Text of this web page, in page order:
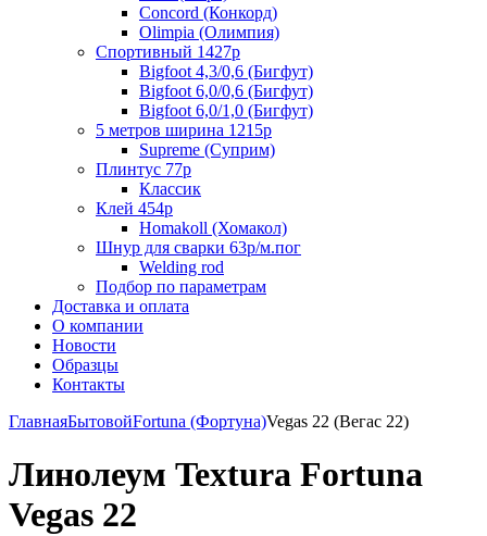
Concord (Конкорд)
Olimpia (Олимпия)
Спортивный 1427р
Bigfoot 4,3/0,6 (Бигфут)
Bigfoot 6,0/0,6 (Бигфут)
Bigfoot 6,0/1,0 (Бигфут)
5 метров ширина 1215р
Supreme (Суприм)
Плинтус 77р
Классик
Клей 454р
Homakoll (Хомакол)
Шнур для сварки 63р/м.пог
Welding rod
Подбор по параметрам
Доставка и оплата
О компании
Новости
Образцы
Контакты
ГлавнаяБытовойFortuna (Фортуна)Vegas 22 (Вегас 22)
Линолеум Textura Fortuna
Vegas 22